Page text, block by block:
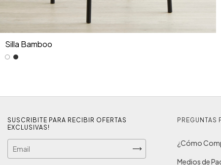
Silla Bamboo
SUSCRIBITE PARA RECIBIR OFERTAS
EXCLUSIVAS!
PREGUNTAS
¿Cómo
Medios de